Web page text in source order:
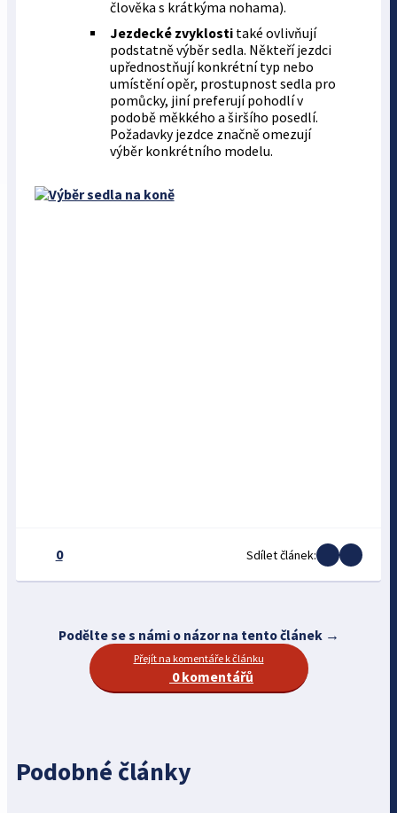
člověka s krátkýma nohama).
Jezdecké zvyklostitaké ovlivňují
podstatně výběr sedla. Někteří jezdci
upřednostňují konkrétní typ nebo
umístění opěr, prostupnost sedla pro
pomůcky, jiní preferují pohodlí v
podobě měkkého a širšího posedlí.
Požadavky jezdce značně omezují
výběr konkrétního modelu.
0 Sdílet článek:
Podělte se s námi o názor na tento článek →
Přejít na komentáře k článku
0 komentářů
Podobné články